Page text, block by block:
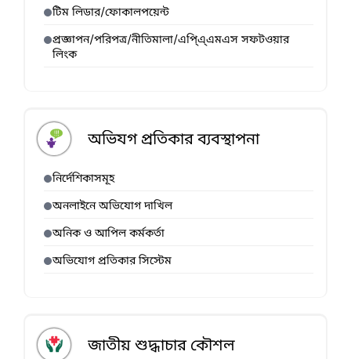
টিম লিডার/ফোকালপয়েন্ট
প্রজ্ঞাপন/পরিপত্র/নীতিমালা/এপি্এ্এমএস সফটওয়ার
লিংক
অভিযগ প্রতিকার ব্যবস্থাপনা
নির্দেশিকাসমূহ
অনলাইনে অভিযোগ দাখিল
অনিক ও আপিল কর্মকর্তা
অভিযোগ প্রতিকার সিস্টেম
জাতীয় শুদ্ধাচার কৌশল